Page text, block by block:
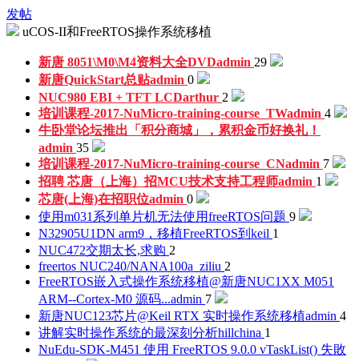
发帖
uCOS-II和FreeRTOS操作系统移植
新唐 8051\M0\M4资料大全DVDadmin 29
新唐QuickStart总贴admin 0
NUC980 EBI + TFT LCDarthur 2
培训课程-2017-NuMicro-training-course_TWadmin 4
牛卧堂论坛推出「积分商城」，累积金币好换礼！
admin 35
培训课程-2017-NuMicro-training-course_CNadmin 7
招聘 芯唐（上海）招MCU技术支持工程师admin 1
芯唐(上海)在招职位admin 0
使用m031系列单片机无法使用freeRTOS问题 9
N32905U1DN arm9，移植FreeRTOS到keil 1
NUC472交期太长,求购 2
freertos NUC240/NANA100a_ziliu 2
FreeRTOS嵌入式操作系统移植@新唐NUC1XX M051
ARM--Cortex-M0 源码...admin 7
新唐NUC123芯片@Keil RTX 实时操作系统移植admin 4
讲解实时操作系统的最深刻分析hillchina 1
NuEdu-SDK-M451 使用 FreeRTOS 9.0.0 vTaskList() 失敗